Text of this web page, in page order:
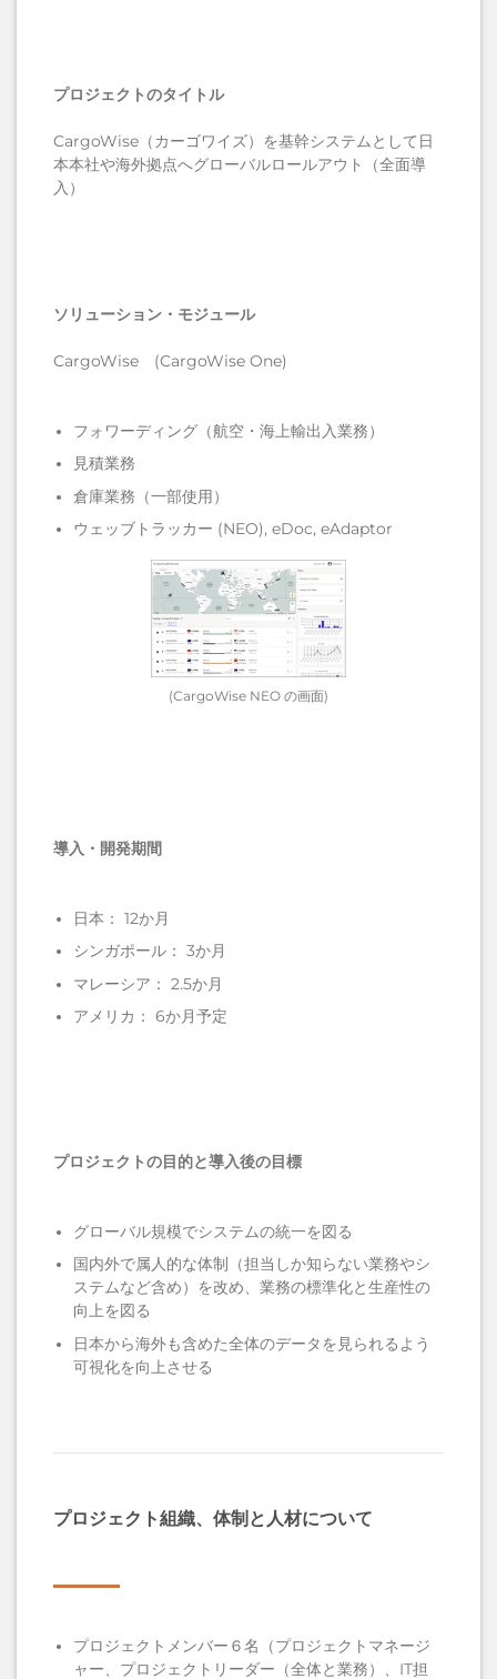
プロジェクトのタイトル
CargoWise（カーゴワイズ）を基幹システムとして日
本本社や海外拠点へグローバルロールアウト（全面導
入）
ソリューション・モジュール
CargoWise (CargoWise One)
フォワーディング（航空・海上輸出入業務）
見積業務
倉庫業務（一部使用）
ウェッブトラッカー (NEO), eDoc, eAdaptor
(CargoWise NEO の画面)
導入・開発期間
日本： 12か月
シンガポール： 3か月
マレーシア： 2.5か月
アメリカ： 6か月予定
プロジェクトの目的と導入後の目標
グローバル規模でシステムの統一を図る
国内外で属人的な体制（担当しか知らない業務やシ
ステムなど含め）を改め、業務の標準化と生産性の
向上を図る
日本から海外も含めた全体のデータを見られるよう
可視化を向上させる
プロジェクト組織、体制と人材について
プロジェクトメンバー６名（プロジェクトマネージ
ャー、プロジェクトリーダー（全体と業務）、IT担